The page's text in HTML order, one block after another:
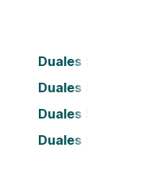
Duales Studium
Duales Studium
Duales Studium
Duales Studium